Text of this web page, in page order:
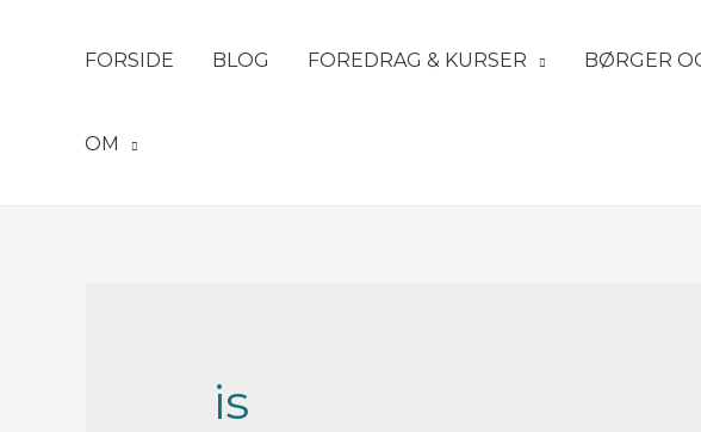
FORSIDE BLOG FOREDRAG & KURSER BØRGER
OM
is